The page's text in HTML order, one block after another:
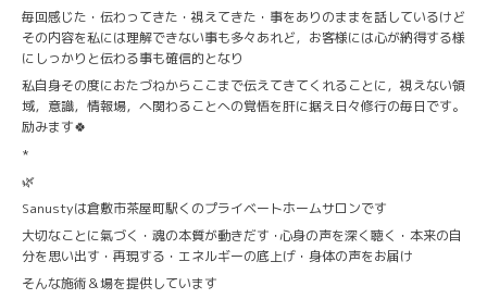
毎回感じた・伝わってきた・視えてきた・事をありのままを話しているけど
その内容を私には理解できない事も多々あれど，お客様には心が納得する様
にしっかりと伝わる事も確信的となり
私自身その度におたづねからここまで伝えてきてくれることに，視えない領
域，意識，情報場，へ関わることへの覚悟を肝に据え日々修行の毎日です。
励みます🍀
*
🌿
Sanustyは倉敷市茶屋町駅くのプライベートホームサロンです
大切なことに氣づく・魂の本質が動きだす ･心身の声を深く聴く・本来の自
分を思い出す・再現する・エネルギーの底上げ・身体の声をお届け
そんな施術＆場を提供しています